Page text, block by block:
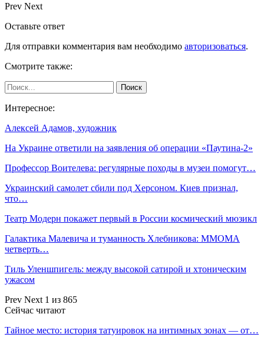
Prev Next
Оставьте ответ
Для отправки комментария вам необходимо авторизоваться.
Смотрите также:
Интересное:
Алексей Адамов, художник
На Украине ответили на заявления об операции «Паутина-2»
Профессор Воителева: регулярные походы в музеи помогут…
Украинский самолет сбили под Херсоном. Киев признал,
что…
Театр Модерн покажет первый в России космический мюзикл
Галактика Малевича и туманность Хлебникова: ММОМА
четверть…
Тиль Уленшпигель: между высокой сатирой и хтоническим
ужасом
Prev Next 1 из 865
Сейчас читают
Тайное место: история татуировок на интимных зонах — от…